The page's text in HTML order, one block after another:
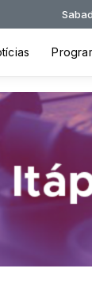
Sabadão